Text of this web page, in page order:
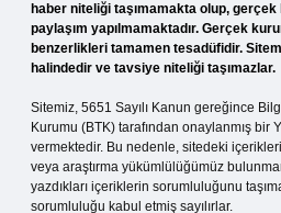
haber niteliği taşımamakta olup,
paylaşım yapılmamaktadır. Gerçek
benzerlikleri tamamen tesadüfidir.
halindedir ve tavsiye niteliği taşımazlar.
Sitemiz, 5651 Sayılı Kanun gereğince
Kurumu (BTK) tarafından onaylanmış bir
vermektedir. Bu nedenle, sitedeki
veya araştırma yükümlülüğümüz
yazdıkları içeriklerin sorumluluğunu
sorumluluğu kabul etmiş sayılırlar.